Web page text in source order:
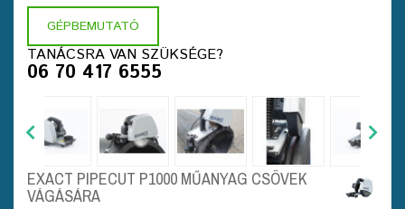
GÉPBEMUTATÓ
TANÁCSRA VAN SZÜKSÉGE?
06 70 417 6555
EXACT PIPECUT P1000 MŰANYAG CSÖVEK
VÁGÁSÁRA